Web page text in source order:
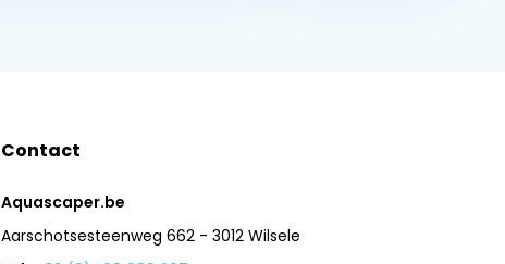
Contact
Aquascaper.be
Aarschotsesteenweg 662 - 3012 Wilsele